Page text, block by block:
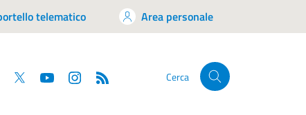
telematico Area personale
Facebook
Twitter YouTube Cerca